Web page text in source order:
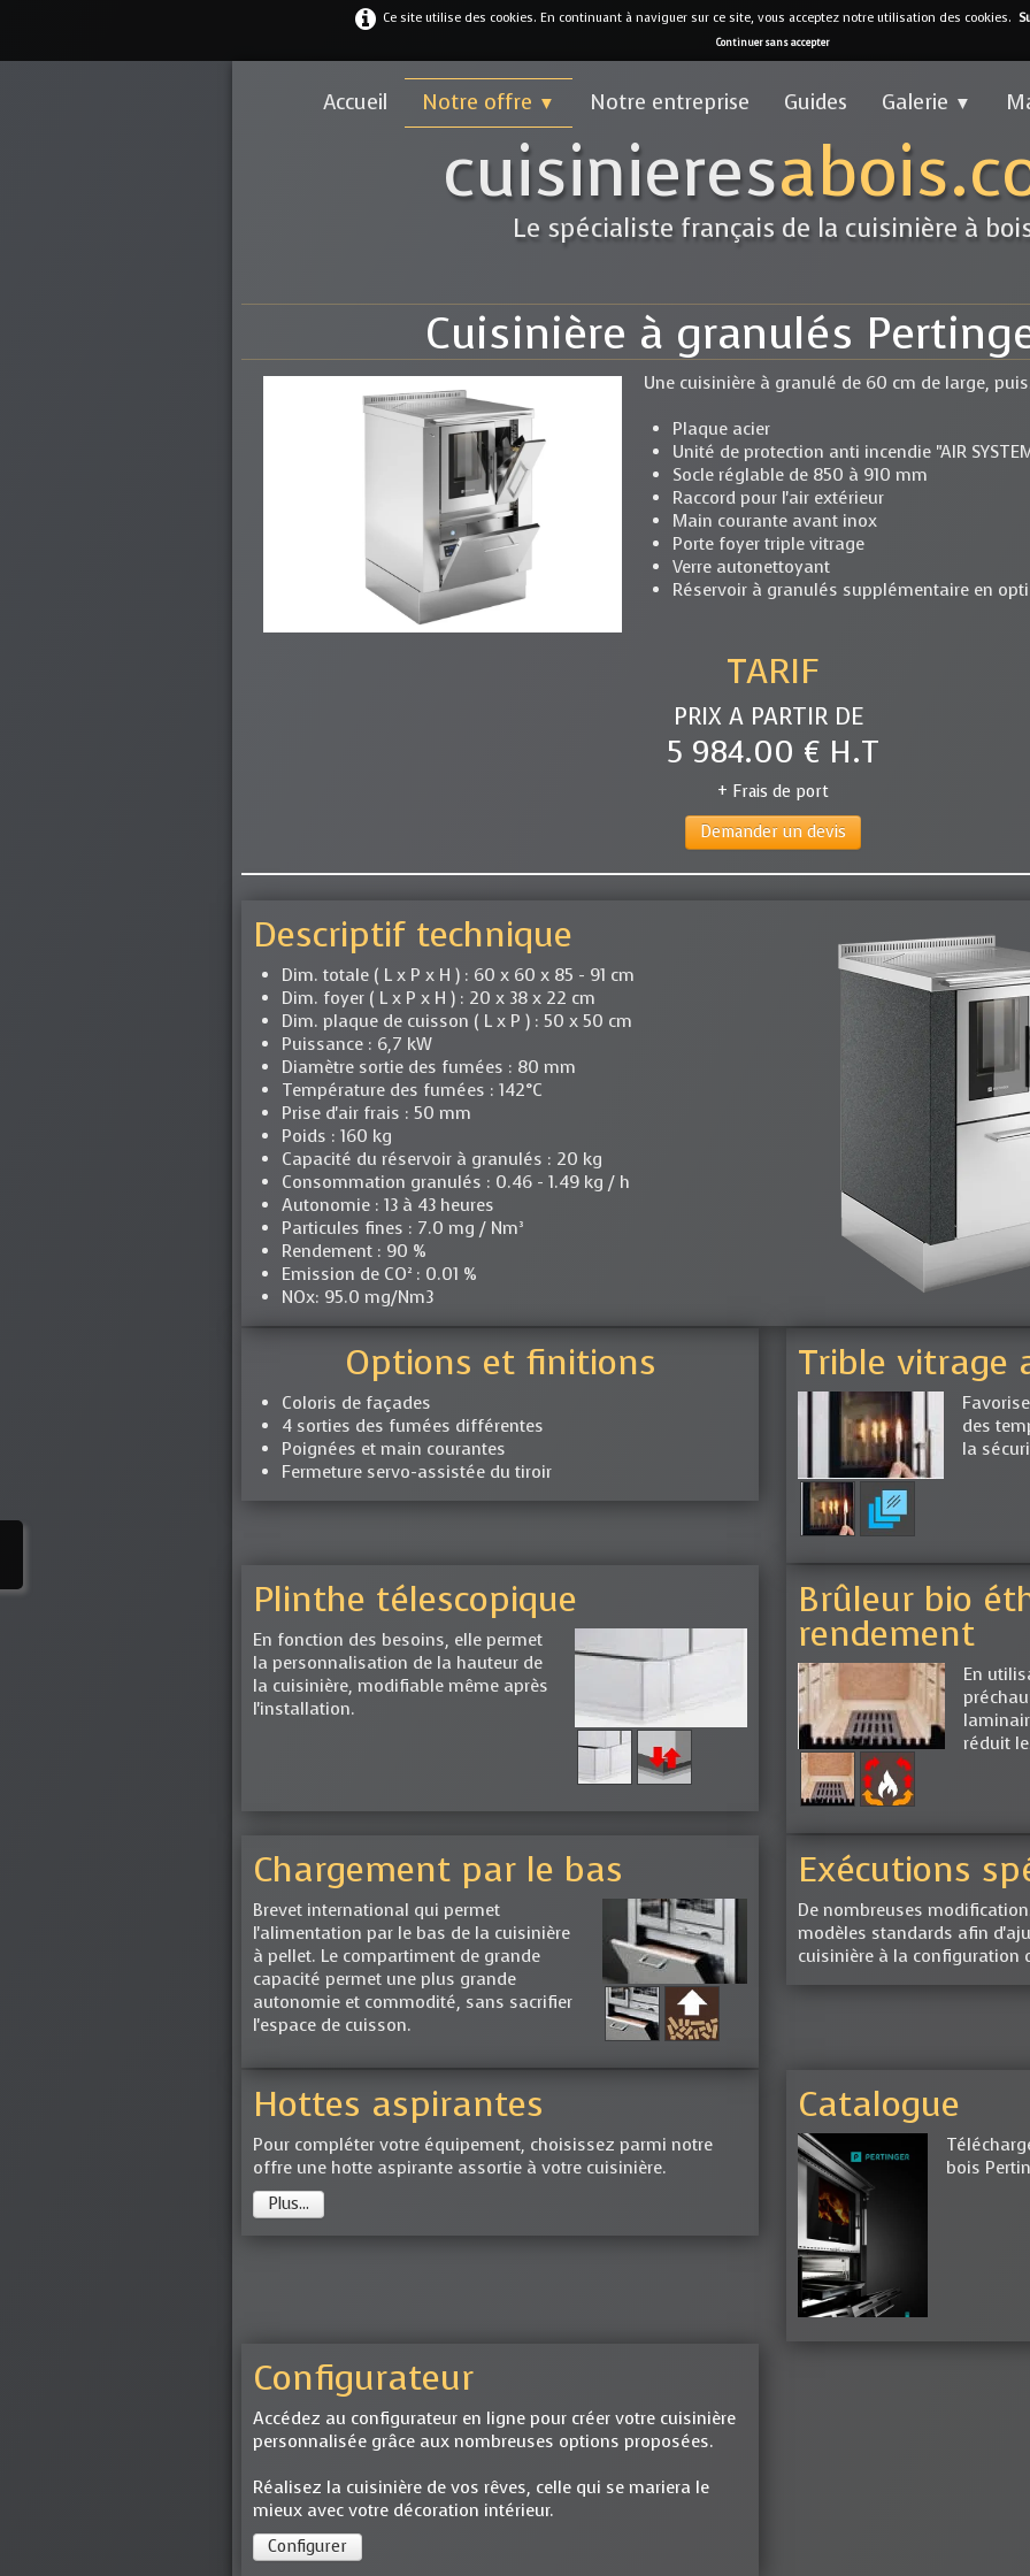
Ce site utilise des cookies. En continuant à naviguer sur ce site, vous acceptez notre utilisation des cookies.
Continuer sans accepter
Accueil Notre offre ▼ Notre entreprise Guides Galerie ▼
cuisinieres
Le spécialiste français de la cuisinière à
Cuisinière à granulés
Une cuisinière à granulé de 60 cm de large,
Plaque acier
Unité de protection anti incendie "AIR
Socle réglable de 850 à 910 mm
Raccord pour l'air extérieur
Main courante avant inox
Porte foyer triple vitrage
Verre autonettoyant
Réservoir à granulés supplémentaire en
TARIF
PRIX A PARTIR DE
5 984.00 € H.T
+ Frais de port
Demander un devis
Descriptif technique
Dim. totale ( L x P x H ) : 60 x 60 x 85 - 91 cm
Dim. foyer ( L x P x H ) : 20 x 38 x 22 cm
Dim. plaque de cuisson ( L x P ) : 50 x 50 cm
Puissance : 6,7 kW
Diamètre sortie des fumées : 80 mm
Température des fumées : 142°C
Prise d'air frais : 50 mm
Poids : 160 kg
Capacité du réservoir à granulés : 20 kg
Consommation granulés : 0.46 - 1.49 kg / h
Autonomie : 13 à 43 heures
Particules fines : 7.0 mg / Nm³
Rendement : 90 %
Emission de CO² : 0.01 %
NOx: 95.0 mg/Nm3
Options et finitions
Coloris de façades
4 sorties des fumées différentes
Poignées et main courantes
Fermeture servo-assistée du tiroir
Trible vitrage
des
la
Plinthe télescopique
En fonction des besoins, elle permet
la personnalisation de la hauteur de
la cuisinière, modifiable même après
l'installation.
Brûleur bio
rendement
En
réduit
Chargement par le bas
Brevet international qui permet
l'alimentation par le bas de la cuisinière
à pellet. Le compartiment de grande
capacité permet une plus grande
autonomie et commodité, sans sacrifier
l'espace de cuisson.
Exécutions
De nombreuses
modèles standards afin
cuisinière à la configuration
Hottes aspirantes
Pour compléter votre équipement, choisissez parmi notre
offre une hotte aspirante assortie à votre cuisinière.
Plus...
Catalogue
bois
Configurateur
Accédez au configurateur en ligne pour créer votre cuisinière
personnalisée grâce aux nombreuses options proposées.
Réalisez la cuisinière de vos rêves, celle qui se mariera le
mieux avec votre décoration intérieur.
Configurer